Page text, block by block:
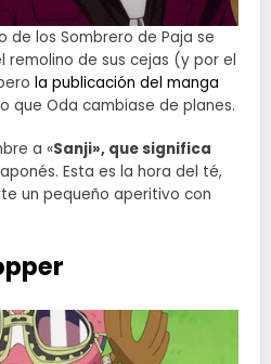
de los Sombrero de Paja se
remolino de sus cejas (y por el
la publicación del manga
que Oda cambiase de planes.
a «Sanji», que significa
Esta es la hora del té,
un pequeño aperitivo con